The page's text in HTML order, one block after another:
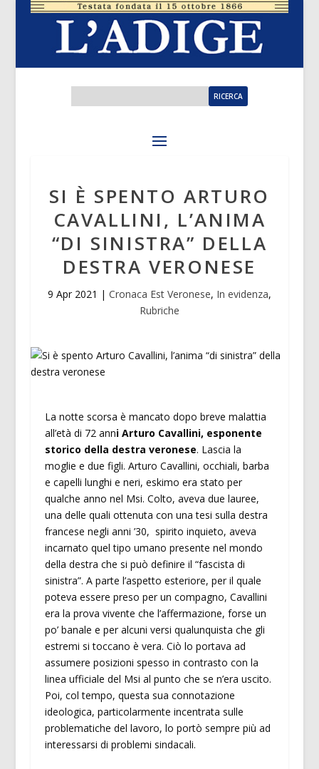
SI È SPENTO ARTURO
CAVALLINI, L’ANIMA
“DI SINISTRA” DELLA
DESTRA VERONESE
9 Apr 2021 | Cronaca Est Veronese, In evidenza,
Rubriche
La notte scorsa è mancato dopo breve malattia
all’età di 72 anni Arturo Cavallini, esponente
storico della destra veronese. Lascia la
moglie e due figli. Arturo Cavallini, occhiali, barba
e capelli lunghi e neri, eskimo era stato per
qualche anno nel Msi. Colto, aveva due lauree,
una delle quali ottenuta con una tesi sulla destra
francese negli anni ’30, spirito inquieto, aveva
incarnato quel tipo umano presente nel mondo
della destra che si può definire il “fascista di
sinistra”. A parte l’aspetto esteriore, per il quale
poteva essere preso per un compagno, Cavallini
era la prova vivente che l’affermazione, forse un
po’ banale e per alcuni versi qualunquista che gli
estremi si toccano è vera. Ciò lo portava ad
assumere posizioni spesso in contrasto con la
linea ufficiale del Msi al punto che se n’era uscito.
Poi, col tempo, questa sua connotazione
ideologica, particolarmente incentrata sulle
problematiche del lavoro, lo portò sempre più ad
interessarsi di problemi sindacali.